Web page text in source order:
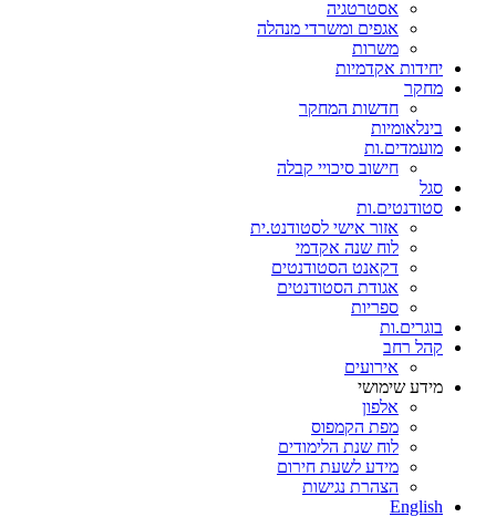
אסטרטגיה
אגפים ומשרדי מנהלה
משרות
יחידות אקדמיות
מחקר
חדשות המחקר
בינלאומיות
מועמדים.ות
חישוב סיכויי קבלה
סגל
סטודנטים.ות
אזור אישי לסטודנט.ית
לוח שנה אקדמי
דקאנט הסטודנטים
אגודת הסטודנטים
ספריות
בוגרים.ות
קהל רחב
אירועים
מידע שימושי
אלפון
מפת הקמפוס
לוח שנת הלימודים
מידע לשעת חירום
הצהרת נגישות
English